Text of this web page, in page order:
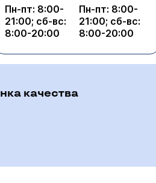
Пн-пт: 8:00-
21:00; сб-вс:
8:00-20:00
Пн-пт: 8:00-
21:00; сб-вс:
8:00-20:00
качества